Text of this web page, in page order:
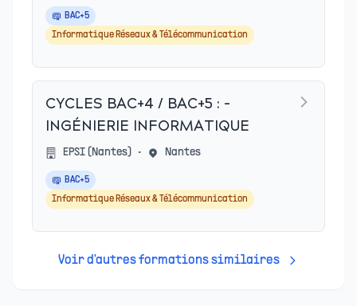
BAC+5
Informatique Réseaux & Télécommunication
CYCLES BAC+4 / BAC+5 : -
INGÉNIERIE INFORMATIQUE
EPSI (Nantes) • Nantes
BAC+5
Informatique Réseaux & Télécommunication
Voir d'autres formations similaires